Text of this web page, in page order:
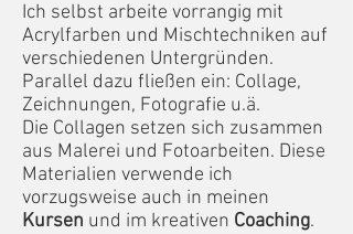
Ich selbst arbeite vorrangig mit
Acrylfarben und Mischtechniken auf
verschiedenen Untergründen.
Parallel dazu fließen ein: Collage,
Zeichnungen, Fotografie u.ä.
Die Collagen setzen sich zusammen
aus Malerei und Fotoarbeiten. Diese
Materialien verwende ich
vorzugsweise auch in meinen
Kursen und im kreativen Coaching.